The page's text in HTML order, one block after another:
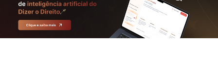
JURISPRUDÊNCIA COMENTADA
INFORMATIVOS COMENTADOS